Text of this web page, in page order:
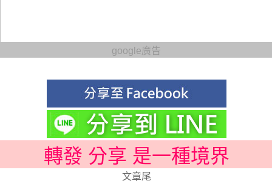
google廣告
轉發 分享 是一種境界
文章尾